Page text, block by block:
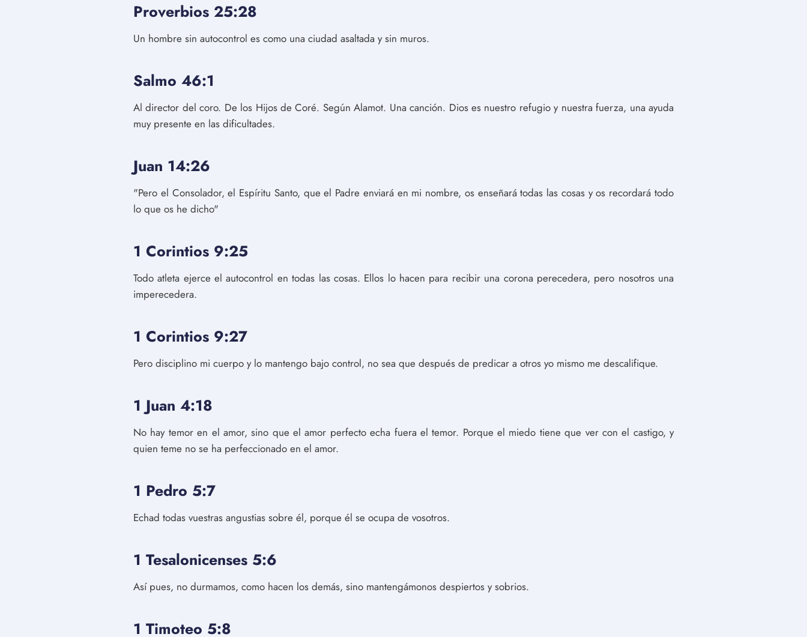
Proverbios 25:28
Un hombre sin autocontrol es como una ciudad asaltada y sin muros.
Salmo 46:1
Al director del coro. De los Hijos de Coré. Según Alamot. Una canción. Dios es nuestro refugio y nuestra fuerza, una ayuda
muy presente en las dificultades.
Juan 14:26
"Pero el Consolador, el Espíritu Santo, que el Padre enviará en mi nombre, os enseñará todas las cosas y os recordará todo
lo que os he dicho"
1 Corintios 9:25
Todo atleta ejerce el autocontrol en todas las cosas. Ellos lo hacen para recibir una corona perecedera, pero nosotros una
imperecedera.
1 Corintios 9:27
Pero disciplino mi cuerpo y lo mantengo bajo control, no sea que después de predicar a otros yo mismo me descalifique.
1 Juan 4:18
No hay temor en el amor, sino que el amor perfecto echa fuera el temor. Porque el miedo tiene que ver con el castigo, y
quien teme no se ha perfeccionado en el amor.
1 Pedro 5:7
Echad todas vuestras angustias sobre él, porque él se ocupa de vosotros.
1 Tesalonicenses 5:6
Así pues, no durmamos, como hacen los demás, sino mantengámonos despiertos y sobrios.
1 Timoteo 5:8